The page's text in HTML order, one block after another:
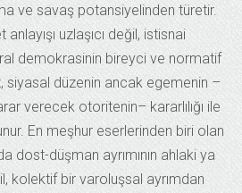
ve savaş potansiyelinden türetir.
uzlaşıcı değil, istisnai
demokrasinin bireyci ve normatif
siyasal düzenin ancak egemenin –
verecek otoritenin– kararlılığı ile
En meşhur eserlerinden biri olan
dost-düşman ayrımının ahlaki ya
kolektif bir varoluşsal ayrımdan